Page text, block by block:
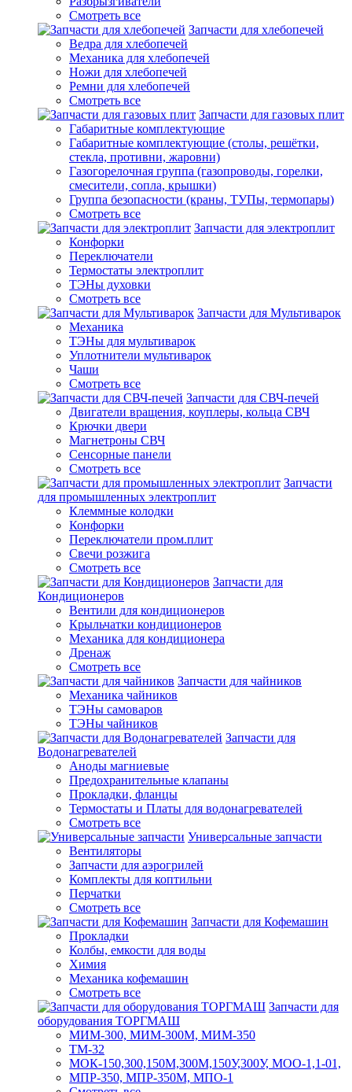
Смотреть все
Запчасти для хлебопечей
Ведра для хлебопечей
Механика для хлебопечей
Ножи для хлебопечей
Ремни для хлебопечей
Смотреть все
Запчасти для газовых плит
Габаритные комплектующие
Габаритные комплектующие (столы, решётки,
стекла, противни, жаровни)
Газогорелочная группа (газопроводы, горелки,
смесители, сопла, крышки)
Группа безопасности (краны, ТУПы, термопары)
Смотреть все
Запчасти для электроплит
Конфорки
Переключатели
Термостаты электроплит
ТЭНы духовки
Смотреть все
Запчасти для Мультиварок
Механика
ТЭНы для мультиварок
Уплотнители мультиварок
Чаши
Смотреть все
Запчасти для СВЧ-печей
Двигатели вращения, коуплеры, кольца СВЧ
Крючки двери
Магнетроны СВЧ
Сенсорные панели
Смотреть все
Запчасти
для промышленных электроплит
Клеммные колодки
Конфорки
Переключатели пром.плит
Свечи розжига
Смотреть все
Запчасти для
Кондиционеров
Вентили для кондиционеров
Крыльчатки кондиционеров
Механика для кондиционера
Дренаж
Смотреть все
Запчасти для чайников
Механика чайников
ТЭНы самоваров
ТЭНы чайников
Запчасти для
Водонагревателей
Аноды магниевые
Предохранительные клапаны
Прокладки, фланцы
Термостаты и Платы для водонагревателей
Смотреть все
Универсальные запчасти
Вентиляторы
Запчасти для аэрогрилей
Комплекты для коптильни
Перчатки
Смотреть все
Запчасти для Кофемашин
Прокладки
Колбы, емкости для воды
Химия
Механика кофемашин
Смотреть все
Запчасти для
оборудования ТОРГМАШ
МИМ-300, МИМ-300М, МИМ-350
ТМ-32
МОК-150,300,150М,300М,150У,300У, МОО-1,1-01,
МПР-350, МПР-350М, МПО-1